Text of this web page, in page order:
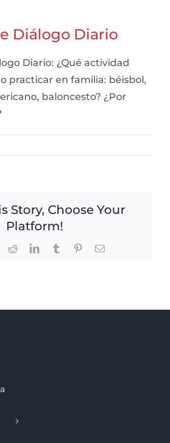
Diálogo Diario
Diario: ¿Qué actividad
practicar en familia: béisbol,
​​baloncesto? ¿Por
Story, Choose Your
Platform!
RedditLinkedInTumblr PinterestEmail